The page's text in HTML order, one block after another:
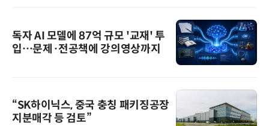
독자 AI 모델에 87억 규모 '교재' 투
입…문제·전공책에 강의영상까지
“SK하이닉스, 중국 충칭 패키징공장
지분매각 등 검토”